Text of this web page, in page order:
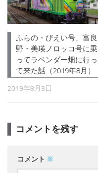
ふらの・びえい号、富良
野・美瑛ノロッコ号に乗
ってラベンダー畑に行っ
て来た話（2019年8月）
2019年8月3日
コメントを残す
コメント ※